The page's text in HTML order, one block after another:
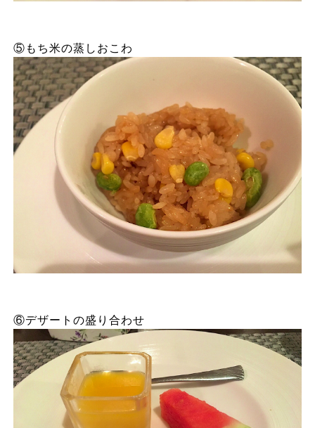
⑤もち米の蒸しおこわ
⑥デザートの盛り合わせ